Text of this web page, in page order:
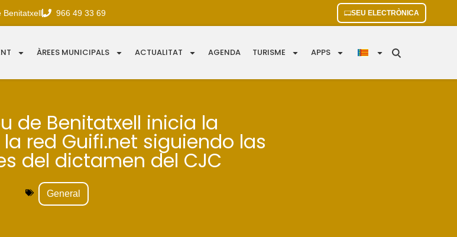
Benitatxell 966 49 33 69 SEU ELECTRÒNICA
ÀREES MUNICIPALS ACTUALITAT AGENDA TURISME APPS
de Benitatxell inicia la
red Guifi.net siguiendo las
del dictamen del CJC
General